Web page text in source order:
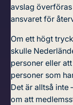
avslag
ansvaret för
Om ett högt
skulle
personer eller
personer som
Det är alltså inte
om att